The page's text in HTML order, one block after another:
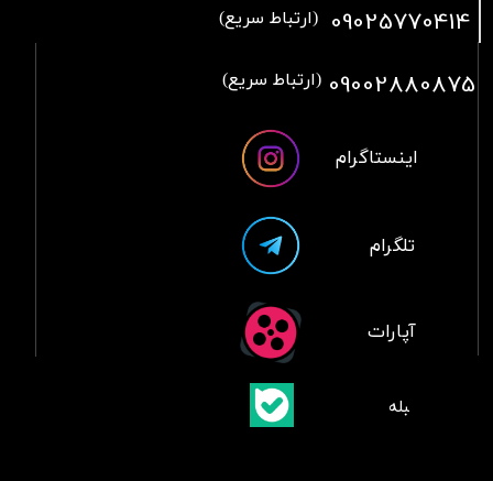
09025770414 (ارتباط سریع)
09002880875 (ارتباط سریع)
آپارات
تلگرام
اینستاگرام
​بلبله​​​​​​​بله